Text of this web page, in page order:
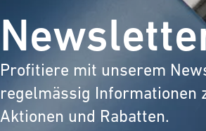
Profitiere mit unserem
regelmässig Informationen
Aktionen und Rabatten.